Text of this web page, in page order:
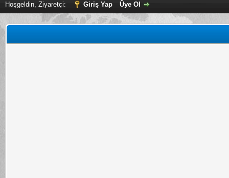
Hoşgeldin, Ziyaretçi: Giriş Yap Üye Ol